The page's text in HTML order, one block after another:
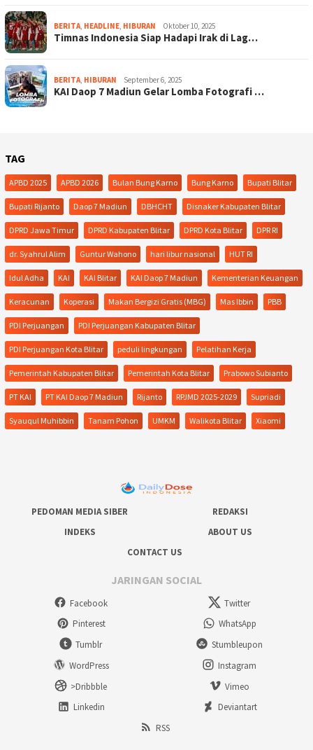
BERITA HEADLINE HIBURAN Oktober 10, 2025
Timnas Indonesia Siap Hadapi Irak di Lag…
BERITA HIBURAN September 6, 2025
KAI Daop 7 Madiun Gelar Lomba Fotografi …
TAG
APBD 2025 APBD 2026 Bulan Bung Karno Bung Karno Bupati Blitar
Bupati Rijanto Daop 7 Madiun DBHCHT Disnaker Kabupaten Blitar
DPRD Jawa Timur DPRD Kabupaten Blitar DPRD Kota Blitar DPR RI
dr. Syahrul Alim Guntur Wahono hari libur nasional HUT RI
Idul Adha KAI KAI Blitar KAI Daop 7 Madiun Kementerian Keuangan
Keracunan Koperasi Makan Bergizi Gratis (MBG) Mas Ibbin PBB
PDI Perjuangan PDI Perjuangan Kabupaten Blitar
PDI Perjuangan Kota Blitar peduli lingkungan Pelatihan Kerja
Pemerintah Kabupaten Blitar Pemerintah Kota Blitar Prabowo Subianto
PT KAI PT KAI Daop 7 Madiun Rijanto RPJMD 2025-2029 Supriadi
Syauqul Muhibbin Tanam Pohon UMKM Walikota Blitar Xiaomi
PEDOMAN MEDIA SIBER
REDAKSI
INDEKS
ABOUT US
CONTACT US
JARINGAN SOCIAL
Facebook
Twitter
Pinterest
WhatsApp
Tumblr
Stumbleupon
WordPress
Instagram
>Dribbble
Vimeo
Linkedin
Deviantart
RSS